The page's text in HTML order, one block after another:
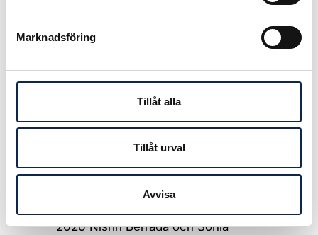
Marknadsföring
Tillåt alla
Tillåt urval
Avvisa
Styrelsen kommer att granska och
Tidigare stipendiater
2013 Dimen Abdulla
2014 Evin Ahmad
2016 Christopher Lehmann
2017 Alica Tserkovnaja
2020 Nisrin Berrada och Sonia